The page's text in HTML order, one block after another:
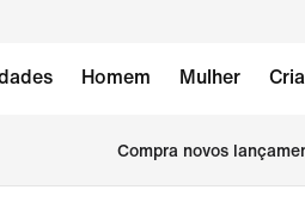
Homem Mulher
Compra novos